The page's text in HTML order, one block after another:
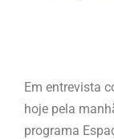
Em entrevista
hoje pela
programa